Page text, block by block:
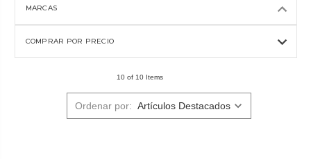
MARCAS
COMPRAR POR PRECIO
10 of 10 Items
Ordenar por: